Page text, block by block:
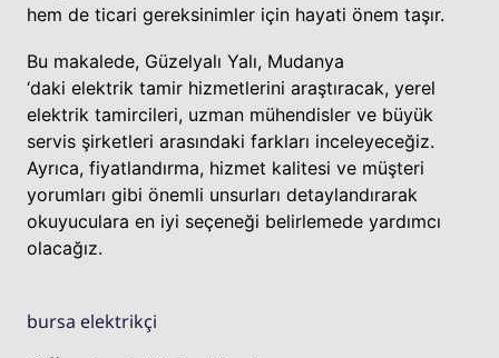
hem de ticari gereksinimler için hayati önem taşır.
Bu makalede, Güzelyalı Yalı, Mudanya
‘daki elektrik tamir hizmetlerini araştıracak, yerel
elektrik tamircileri, uzman mühendisler ve büyük
servis şirketleri arasındaki farkları inceleyeceğiz.
Ayrıca, fiyatlandırma, hizmet kalitesi ve müşteri
yorumları gibi önemli unsurları detaylandırarak
okuyuculara en iyi seçeneği belirlemede yardımcı
olacağız.
bursa elektrikçi